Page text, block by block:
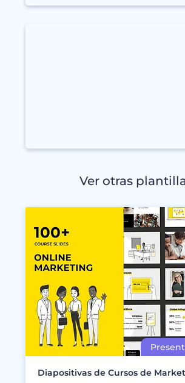
Ver otras
Diapositivas de Cursos de